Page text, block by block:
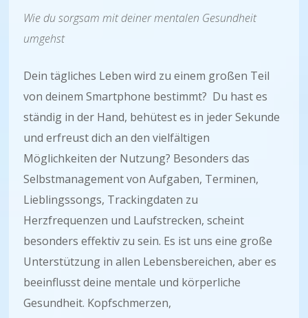
Wie du sorgsam mit deiner mentalen Gesundheit
umgehst
Dein tägliches Leben wird zu einem großen Teil
von deinem Smartphone bestimmt? Du hast es
ständig in der Hand, behütest es in jeder Sekunde
und erfreust dich an den vielfältigen
Möglichkeiten der Nutzung? Besonders das
Selbstmanagement von Aufgaben, Terminen,
Lieblingssongs, Trackingdaten zu
Herzfrequenzen und Laufstrecken, scheint
besonders effektiv zu sein. Es ist uns eine große
Unterstützung in allen Lebensbereichen, aber es
beeinflusst deine mentale und körperliche
Gesundheit. Kopfschmerzen,